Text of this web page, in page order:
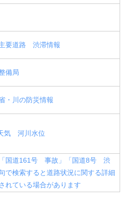
要道路 渋滞情報
備局
川の防災情報
気 河川水位
国道161号 事故」「国道8号 渋
で検索すると道路状況に関する詳細
れている場合があります